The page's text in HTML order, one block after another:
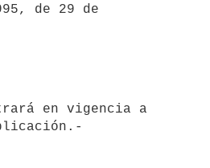
de 29 de
en vigencia a